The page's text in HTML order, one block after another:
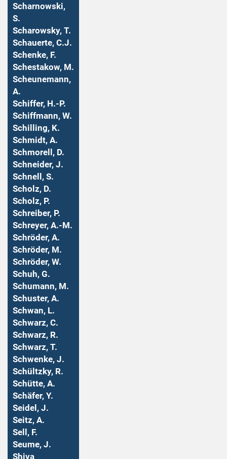
Scharnowski,
S.
Scharowsky, T.
Schauerte, C.J.
Schenke, F.
Schestakow, M.
Scheunemann,
A.
Schiffer, H.-P.
Schiffmann, W.
Schilling, K.
Schmidt, A.
Schmorell, D.
Schneider, J.
Schnell, S.
Scholz, D.
Scholz, P.
Schreiber, P.
Schreyer, A.-M.
Schröder, A.
Schröder, M.
Schröder, W.
Schuh, G.
Schumann, M.
Schuster, A.
Schwan, L.
Schwarz, C.
Schwarz, R.
Schwarz, T.
Schwenke, J.
Schültzky, R.
Schütte, A.
Schäfer, Y.
Seidel, J.
Seitz, A.
Sell, F.
Seume, J.
Shiva